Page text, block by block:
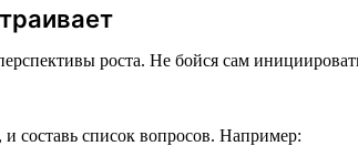
роста. Не бойся сам
составь список вопросов. Например: